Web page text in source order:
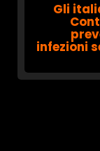
Gli
infezioni